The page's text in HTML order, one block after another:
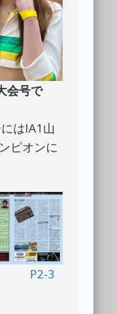
会号で
はIA1山
ピオンに
P2-3